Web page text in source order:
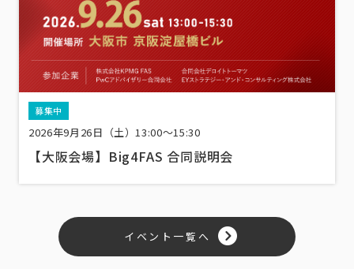
募集中
2026年9月26日（土）13:00〜15:30
【大阪会場】Big4FAS 合同説明会
イベント一覧へ